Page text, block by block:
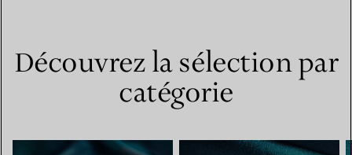
Découvrez la sélection par
catégorie